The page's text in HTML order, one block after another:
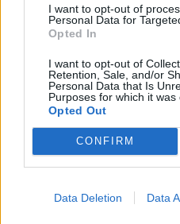
I want to opt-out of
Personal Data for
Opted In
I want to opt-out of
Retention, Sale, and/or
Personal Data that Is
Purposes for which it was
Opted Out
CONFIRM
Data Deletion Data
ξεχωριστό summer
φωτογραφιών
SHOWBIZ
Μιχόπουλος: Η ξεχωριστή
της Ευριπίδου για τα
είναι γεμάτη κοινές
SHOWBIZ
Οι παικταράδες που δεν
περιμέναμε